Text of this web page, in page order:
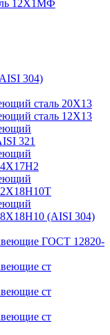
12Х1МФ
304)
сталь 20Х13
сталь 12Х13
321
(AISI 304)
ГОСТ 12820-
ст
ст
ст